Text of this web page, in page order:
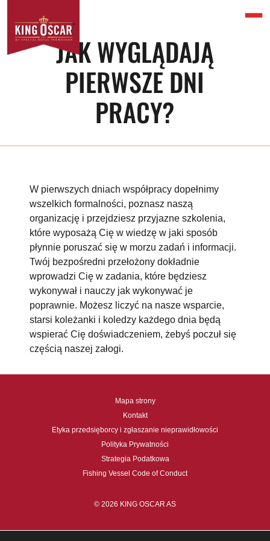
JAK WYGLĄDAJĄ
PIERWSZE DNI
PRACY?
W pierwszych dniach współpracy dopełnimy
wszelkich formalności, poznasz naszą
organizację i przejdziesz przyjazne szkolenia,
które wyposażą Cię w wiedzę w jaki sposób
płynnie poruszać się w morzu zadań i informacji.
Twój bezpośredni przełożony dokładnie
wprowadzi Cię w zadania, które będziesz
wykonywał i nauczy jak wykonywać je
poprawnie. Możesz liczyć na nasze wsparcie,
starsi koleżanki i koledzy każdego dnia będą
wspierać Cię doświadczeniem, żebyś poczuł się
częścią naszej załogi.
Mapa strony
Kontakt
Etyka przedsięborcy i zgłaszanie nieprawidłowości
Polityka Prywatności
Strategia Podatkowa
Fishing Vessel Code of Conduct
© 2026 KING OSCAR AS